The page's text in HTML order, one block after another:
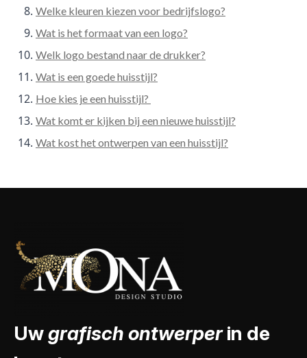
Welke kleuren kiezen voor bedrijfslogo?
Wat is het formaat van een logo?
Welk logo bestand naar de drukker?
Wat is een goede huisstijl?
Hoe kies je een huisstijl?
Wat komt er kijken bij een nieuwe huisstijl?
Wat kost het ontwerpen van een huisstijl?
Uwgrafisch ontwerperin de